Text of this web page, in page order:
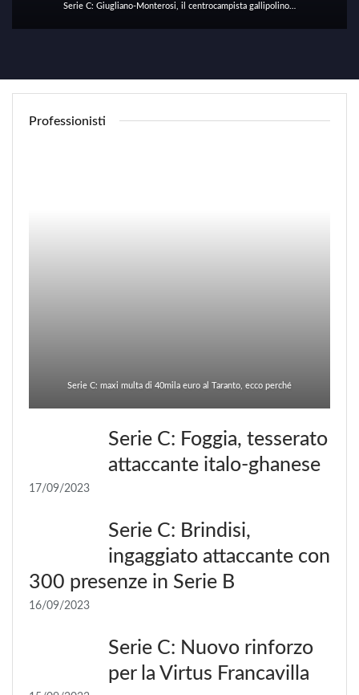
Serie C: Giugliano-Monterosi, il centrocampista gallipolino…
Professionisti
Serie C: maxi multa di 40mila euro al Taranto, ecco perché
Serie C: Foggia, tesserato
attaccante italo-ghanese
17/09/2023
Serie C: Brindisi,
ingaggiato attaccante con
300 presenze in Serie B
16/09/2023
Serie C: Nuovo rinforzo
per la Virtus Francavilla